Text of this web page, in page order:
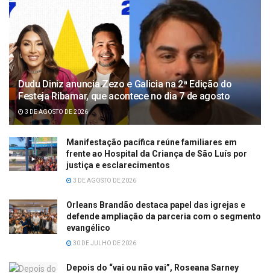
Dudu Diniz anuncia Zezo e Galicia na 2ª Edição do
Festeja Ribamar, que acontece no dia 7 de agosto
3 DE AGOSTO DE 2026
Manifestação pacífica reúne familiares em
frente ao Hospital da Criança de São Luís por
justiça e esclarecimentos
3 DE AGOSTO DE 2026
Orleans Brandão destaca papel das igrejas e
defende ampliação da parceria com o segmento
evangélico
30 DE JULHO DE 2026
Depois do “vai ou não vai”, Roseana Sarney